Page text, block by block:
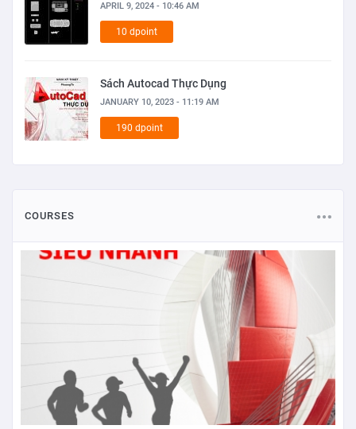
APRIL 9, 2024 - 10:46 AM
10 dpoint
Sách Autocad Thực Dụng
JANUARY 10, 2023 - 11:19 AM
190 dpoint
COURSES